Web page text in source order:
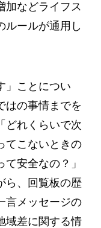
加などライフス
ルールが通用し
」ことについ
はの事情までを
どれくらいで次
てこないときの
安全なの？」
ら、回覧板の歴
言メッセージの
域差に関する情